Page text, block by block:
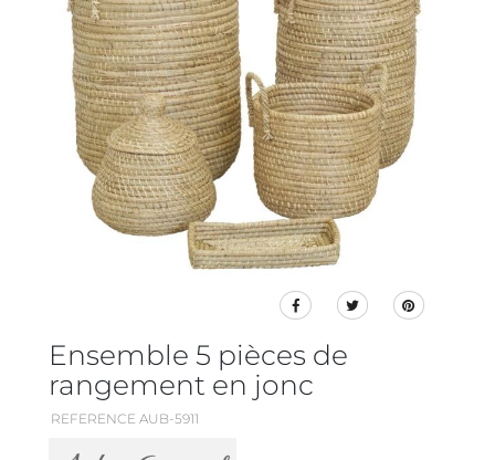
Ensemble 5 pièces de
rangement en jonc
REFERENCE AUB-5911